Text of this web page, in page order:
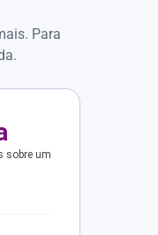
Para
sobre um